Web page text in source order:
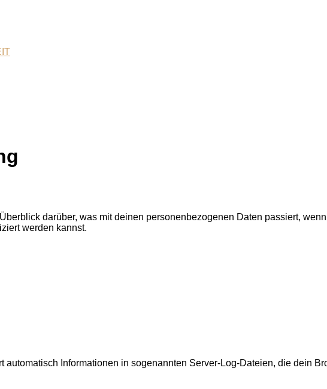
darüber, was mit deinen personenbezogenen Daten passiert,
werden kannst.
automatisch Informationen in sogenannten Server-Log-Dateien, die dein